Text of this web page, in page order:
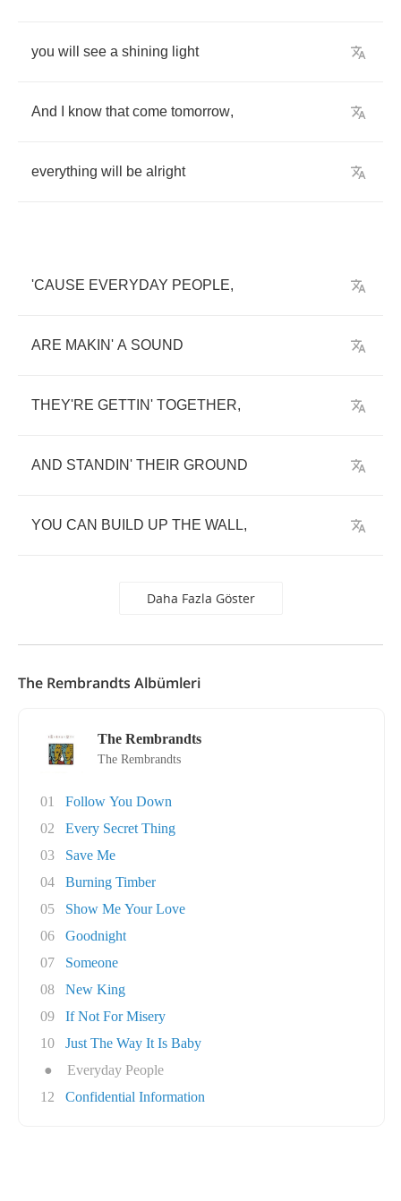
you will see a shining light
And know that come tomorrow,
everything will be alright
'CAUSE EVERYDAY PEOPLE,
ARE MAKIN' A SOUND
THEY'RE GETTIN' TOGETHER,
AND STANDIN' THEIR GROUND
YOU CAN BUILD UP THE WALL,
Daha Fazla Göster
The Rembrandts Albümleri
The Rembrandts
The Rembrandts
01
Follow You Down
02
Every Secret Thing
03
Save Me
04
Burning Timber
05
Show Me Your Love
06
Goodnight
07
Someone
08
New King
09
If Not For Misery
10
Just The Way It Is Baby
●
Everyday People
12
Confidential Information